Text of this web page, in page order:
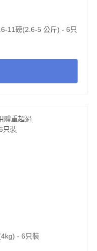
11磅(2.6-5 公斤) - 6只
- 6只裝